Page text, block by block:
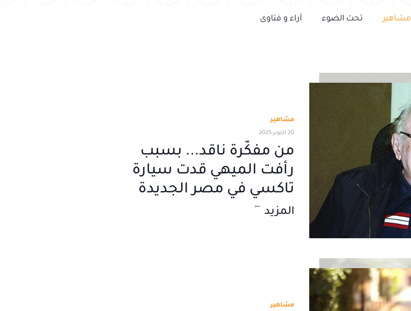
مشاهير تحت الضوء آراء و فتاوى
مشاهير
20 أكتوبر 2025
من مفكّرة ناقد... بسبب
رأفت الميهي قدت سيارة
تاكسي في مصر الجديدة
المزيد
مشاهير